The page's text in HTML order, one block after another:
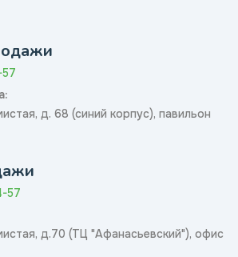
д. 68 (синий корпус), павильон
57
д.70 (ТЦ "Афанасьевский"), офис